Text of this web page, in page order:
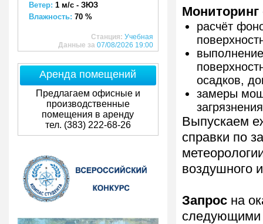
Ветер: 1 м/с - ЗЮЗ
Влажность: 70 %
Станция: Учебная
Данные за 07/08/2026 19:00
Аренда помещений
Предлагаем офисные и
производственные
помещения в аренду
тел. (383) 222-68-26
расчёт
осадков,
замеры
Выпускаем
справки по
воздушного
Запрос на
следующими